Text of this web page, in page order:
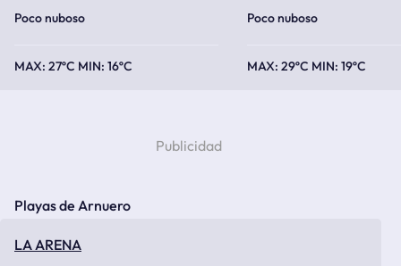
Poco nuboso
27ºC 16ºC
Poco nuboso
29ºC 19ºC
Playas de Arnuero
LA ARENA